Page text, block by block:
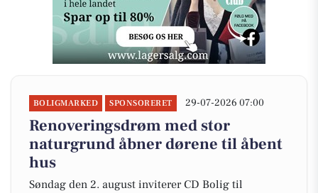
BOLIGMARKED SPONSORERET 29-07-2026 07:00
Renoveringsdrøm med stor
naturgrund åbner dørene til åbent
hus
Søndag den 2. august inviterer CD Bolig til